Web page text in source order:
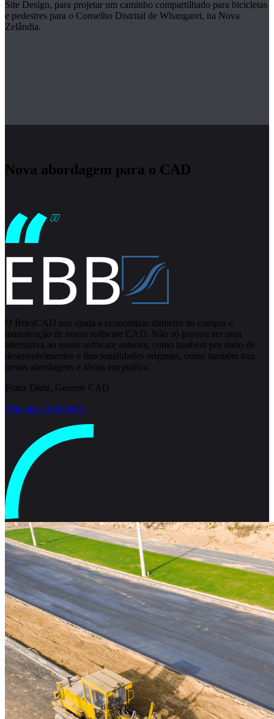
Site Design, para projetar um caminho compartilhado para bicicletas
e pedestres para o Conselho Distrital de Whangarei, na Nova
Zelândia.
Nova abordagem para o CAD
O BricsCAD nos ajuda a economizar dinheiro na compra e
manutenção de nosso software CAD. Não só provou ser uma
alternativa ao nosso software anterior, como também por meio de
desenvolvimentos e funcionalidades originais, como também traz
novas abordagens e ideias em prática.
Franz Dietz, Gerente CAD
Veja mais referências